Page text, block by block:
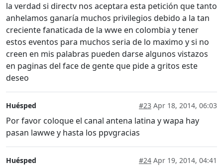
la verdad si directv nos aceptara esta petición que tanto
anhelamos ganaría muchos privilegios debido a la tan
creciente fanaticada de la wwe en colombia y tener
estos eventos para muchos seria de lo maximo y si no
creen en mis palabras pueden darse algunos vistazos
en paginas del face de gente que pide a gritos este
deseo
Huésped #23 Apr 18, 2014, 06:03
Por favor coloque el canal antena latina y wapa hay
pasan lawwe y hasta los ppvgracias
Huésped #24 Apr 19, 2014, 04:41